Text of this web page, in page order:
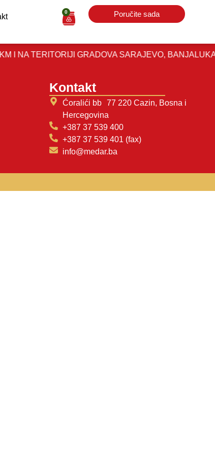
0 Poručite sada
I NA TERITORIJI GRADOVA SARAJEVO,
Kontakt
Ćoralići bb 77 220 Cazin, Bosna i
Hercegovina
+387 37 539 400
+387 37 539 401 (fax)
info@medar.ba